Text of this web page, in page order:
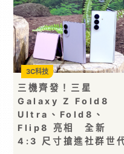
三機齊發！三星
Galaxy Z Fold8
Ultra、Fold8、
Flip8 亮相 全新
4:3 尺寸搶進社群世
3C科技